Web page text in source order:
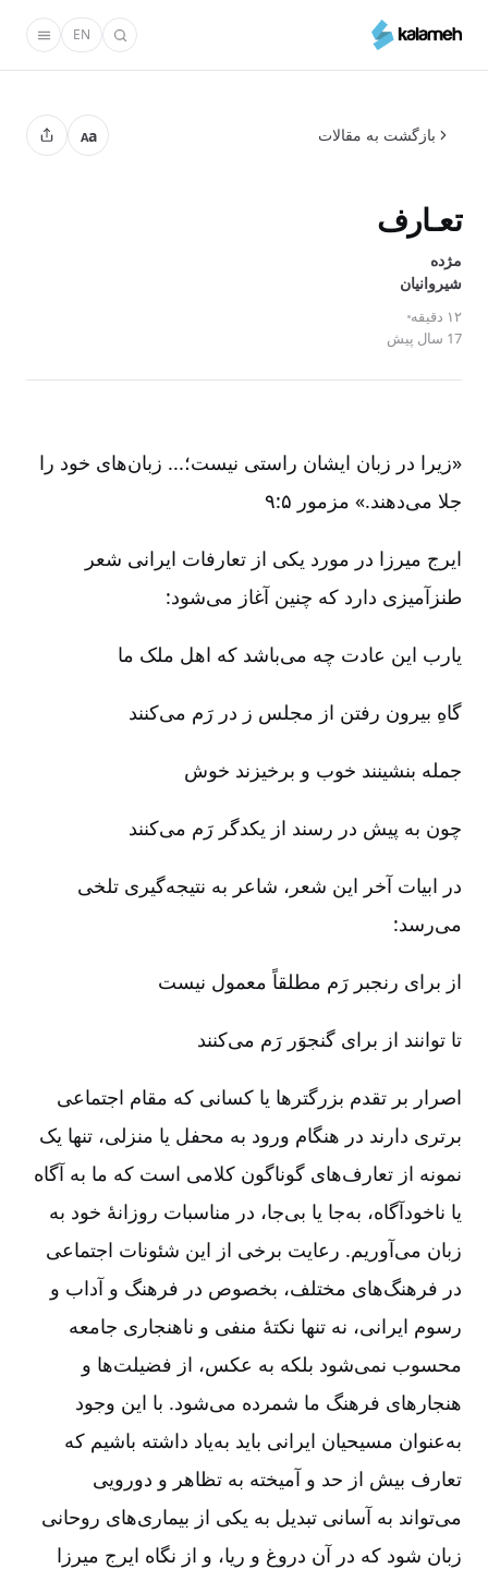
محتوای
EN
بازگشت به مقالات Aa
تعـارف
مژده
‌شیروانیان
۱۲ دقیقه
17 سال پیش
«زیرا در زبان ایشان راستی نیست؛... زبان‌های خود را
جلا می‌دهند.» مزمور ۵:‏۹
ایرج میرزا در مورد یکی از تعارفات ایرانی شعر
طنزآمیزی دارد که چنین آغاز می‌شود:
یارب این عادت چه می‌باشد که اهل ملک ما
گاهِ بیرون رفتن از مجلس ز در رَم می‌کنند
جمله بنشینند خوب و برخیزند خوش
چون به پیش در رسند از یکدگر رَم می‌کنند
در ابیات آخر این شعر، شاعر به نتیجه‌گیری تلخی
می‌رسد:
از برای رنجبر رَم مطلقاً معمول نیست
تا توانند از برای گنجوَر رَم می‌کنند
اصرار بر تقدم بزرگترها یا کسانی که مقام اجتماعی
برتری دارند در هنگام ورود به محفل یا منزلی، تنها یک
نمونه از تعارف‌های گوناگون کلامی است که ما به آگاه
یا ناخودآگاه، به‌جا یا بی‌جا، در مناسبات روزانۀ خود به
زبان می‌آوریم. رعایت برخی از این شئونات اجتماعی
در فرهنگ‌های مختلف، بخصوص در فرهنگ و آداب و
رسوم ایرانی، نه تنها نکتۀ منفی و ناهنجاری جامعه
محسوب نمی‌شود بلکه به عکس، از فضیلت‌ها و
هنجارهای فرهنگ ما شمرده می‌شود. با این وجود
به‌عنوان مسیحیان ایرانی باید به‌یاد داشته باشیم که
تعارف بیش از حد و آمیخته به تظاهر و دورویی
می‌تواند به آسانی تبدیل به یکی از بیماری‌های روحانی
زبان ‌شود که در آن دروغ و ریا، و از نگاه ایرج میرزا